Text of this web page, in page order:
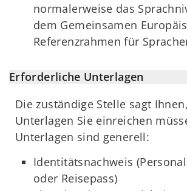
normalerweise das
dem Gemeinsamen
Referenzrahmen für
Erforderliche Unterlagen
Die zuständige Stelle sagt
Unterlagen Sie einreichen
Unterlagen sind generell:
Identitätsnachweis
oder Reisepass)